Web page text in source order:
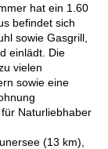
hat ein 1.60
befindet sich
sowie Gasgrill,
einlädt. Die
vielen
sowie eine
Naturliebhaber
(13 km),